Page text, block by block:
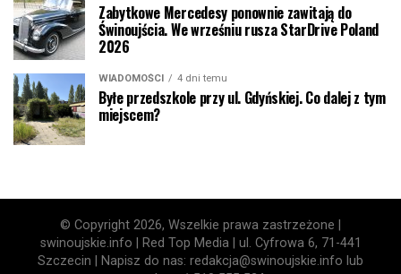
Zabytkowe Mercedesy ponownie zawitają do
Świnoujścia. We wrześniu rusza StarDrive Poland
2026
WIADOMOŚCI 4 dni temu
Byłe przedszkole przy ul. Gdyńskiej. Co dalej z tym
miejscem?
© Copyright 2026, Wszelkie prawa zastrzeżone |
swinoujskie.info | Red Top Media | ul. Cyfrowa 6, 71-441
Szczecin | Napisz do nas: redakcja@swinoujskie.info lub